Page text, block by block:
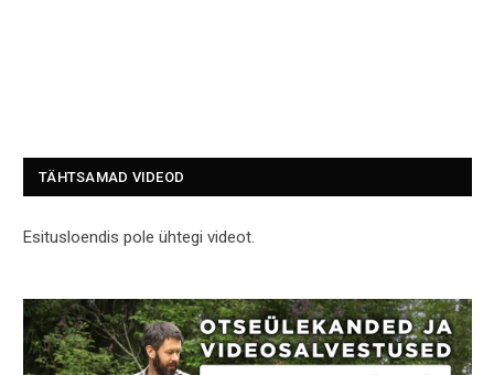
TÄHTSAMAD VIDEOD
Esitusloendis pole ühtegi videot.